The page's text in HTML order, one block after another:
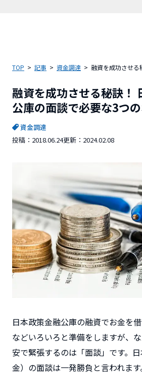
TOP 記事 資金調達
融資を成功させる秘訣！
公庫の面談で必要な3つ
資金調達
投稿： 2018.06.24更新： 2024.02.08
日本政策金融公庫の融資でお金を
などいろいろと準備をしますが、
安で緊張するのは「面談」です。
金）の面談は一発勝負 と言われます